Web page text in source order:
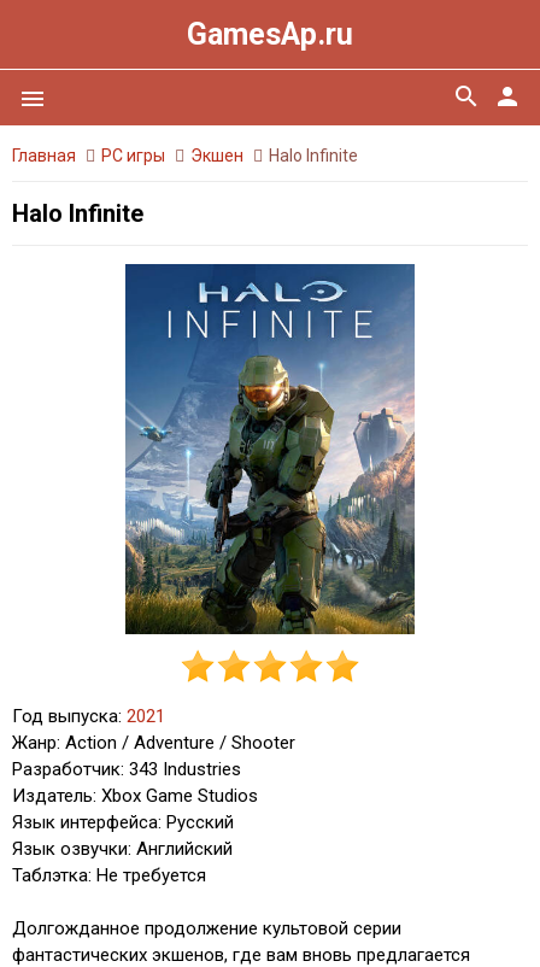
GamesAp.ru
menu person
search
Главная PC игры Экшен Halo Infinite
Halo Infinite
Год выпуска: 2021
Жанр: Action / Adventure / Shooter
Разработчик: 343 Industries
Издатель: Xbox Game Studios
Язык интерфейса: Русский
Язык озвучки: Английский
Таблэтка: Не требуется
Долгожданное продолжение культовой серии
фантастических экшенов, где вам вновь предлагается